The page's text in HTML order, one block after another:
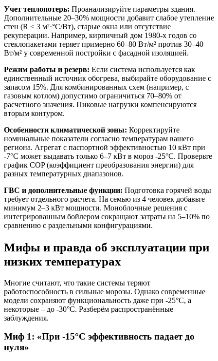
Учет теплопотерь: Проанализируйте параметры здания.
Дополнительные 20–30% мощности добавит слабое утепление
стен (R < 3 м²·°C/Вт), старые окна или отсутствие
рекуперации. Например, кирпичный дом 1980-х годов со
стеклопакетами теряет примерно 60–80 Вт/м² против 30–40
Вт/м² у современной постройки с фасадной изоляцией.
Режим работы и резерв: Если система используется как
единственный источник обогрева, выбирайте оборудование с
запасом 15%. Для комбинированных схем (например, с
газовым котлом) допустимо ограничиться 70–80% от
расчетного значения. Пиковые нагрузки компенсируются
вторым контуром.
Особенности климатической зоны: Корректируйте
номинальные показатели согласно температурам вашего
региона. Агрегат с паспортной эффективностью 10 кВт при
-7°C может выдавать только 6–7 кВт в мороз -25°C. Проверьте
график COP (коэффициент преобразования энергии) для
разных температурных диапазонов.
ГВС и дополнительные функции: Подготовка горячей воды
требует отдельного расчета. На семью из 4 человек добавьте
минимум 2–3 кВт мощности. Моноблочные решения с
интегрированным бойлером сокращают затраты на 5–10% по
сравнению с раздельными конфигурациями.
Мифы и правда об эксплуатации при
низких температурах
Многие считают, что такие системы теряют
работоспособность в сильные морозы. Однако современные
модели сохраняют функциональность даже при -25°C, а
некоторые – до -30°C. Разберём распространённые
заблуждения.
Миф 1: «При -15°C эффективность падает до
нуля»